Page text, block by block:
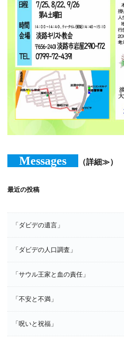
Messages （詳細≫）
最近の投稿
「ダビデの遺言」
「ダビデの人口調査」
「サウル王家と血の責任」
「不安と不満」
「呪いと祝福」